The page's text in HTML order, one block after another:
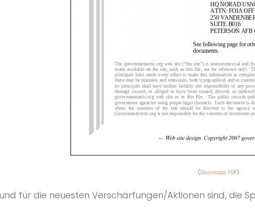
( Download PDF )
für die neuesten Verschärfungen/Aktionen sind, die